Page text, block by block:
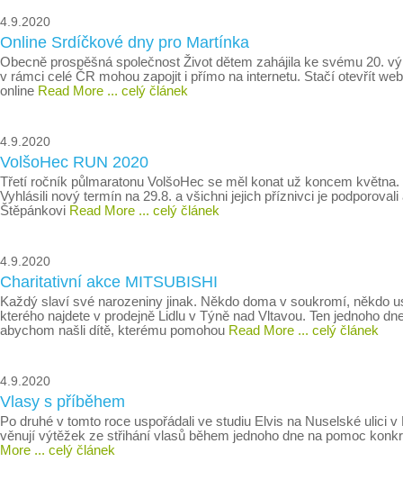
4.9.2020
Online Srdíčkové dny pro Martínka
Obecně prospěšná společnost Život dětem zahájila ke svému 20.
v rámci celé ČR mohou zapojit i přímo na internetu. Stačí otevřít
online Read More ... celý článek
4.9.2020
VolšoHec RUN 2020
Třetí ročník půlmaratonu VolšoHec se měl konat už koncem
Vyhlásili nový termín na 29.8. a všichni jejich příznivci je
Štěpánkovi Read More ... celý článek
4.9.2020
Charitativní akce MITSUBISHI
Každý slaví své narozeniny jinak. Někdo doma v soukromí, někdo
kterého najdete v prodejně Lidlu v Týně nad Vltavou. Ten jednoho
abychom našli dítě, kterému pomohou Read More ... celý článek
4.9.2020
Vlasy s příběhem
Po druhé v tomto roce uspořádali ve studiu Elvis na Nuselské ulici
věnují výtěžek ze střihání vlasů během jednoho dne na pomoc
More ... celý článek